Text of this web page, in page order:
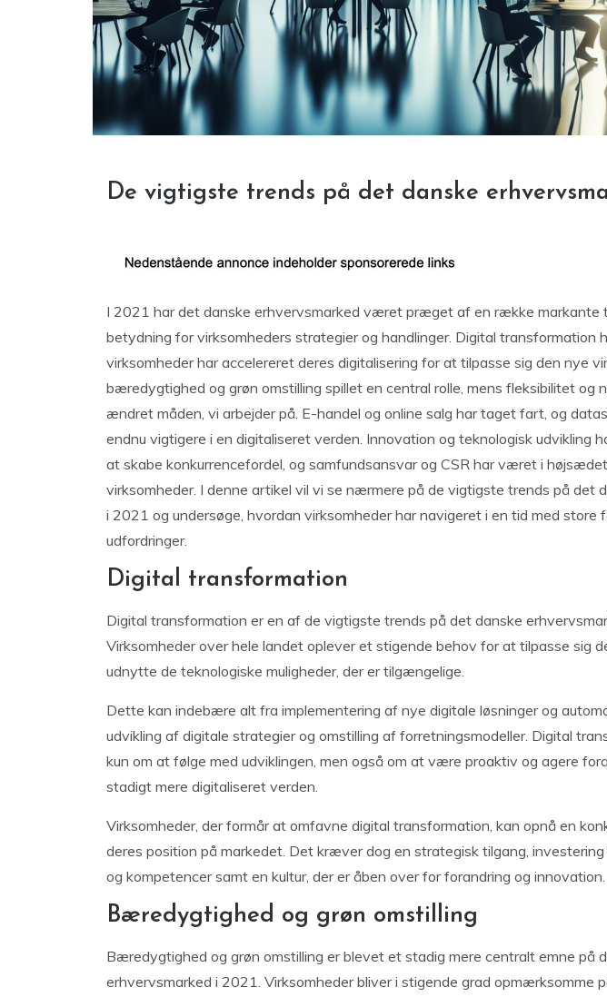
De vigtigste trends på det danske
I 2021 har det danske erhvervsmarked været præget af en række markante
betydning for virksomheders strategier og handlinger. Digital transformation
virksomheder har accelereret deres digitalisering for at tilpasse sig den nye
bæredygtighed og grøn omstilling spillet en central rolle, mens fleksibilitet og
ændret måden, vi arbejder på. E-handel og online salg har taget fart, og
endnu vigtigere i en digitaliseret verden. Innovation og teknologisk udvikling
at skabe konkurrencefordel, og samfundsansvar og CSR har været i
virksomheder. I denne artikel vil vi se nærmere på de vigtigste trends på det
i 2021 og undersøge, hvordan virksomheder har navigeret i en tid med store
udfordringer.
Digital transformation
Digital transformation er en af de vigtigste trends på det danske
Virksomheder over hele landet oplever et stigende behov for at tilpasse sig
udnytte de teknologiske muligheder, der er tilgængelige.
Dette kan indebære alt fra implementering af nye digitale løsninger og
udvikling af digitale strategier og omstilling af forretningsmodeller. Digital
kun om at følge med udviklingen, men også om at være proaktiv og agere
stadigt mere digitaliseret verden.
Virksomheder, der formår at omfavne digital transformation, kan opnå en
deres position på markedet. Det kræver dog en strategisk tilgang,
og kompetencer samt en kultur, der er åben over for forandring og innovation.
Bæredygtighed og grøn omstilling
Bæredygtighed og grøn omstilling er blevet et stadig mere centralt emne på
erhvervsmarked i 2021. Virksomheder bliver i stigende grad opmærksomme